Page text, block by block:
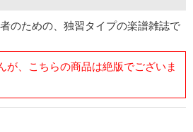
のための、独習タイプの楽譜雑誌で
、こちらの商品は絶版でございま